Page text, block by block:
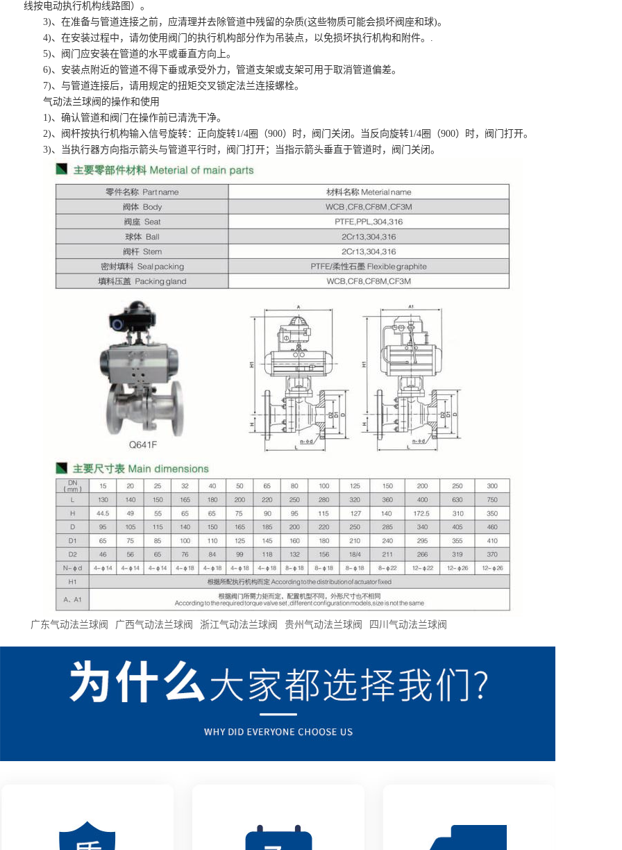
线按电动执行机构线路图）。
3)、在准备与管道连接之前，应清理并去除管道中残留的杂质(这些物质可能会损坏阀座和球)。
4)、在安装过程中，请勿使用阀门的执行机构部分作为吊装点，以免损坏执行机构和附件。.
5)、阀门应安装在管道的水平或垂直方向上。
6)、安装点附近的管道不得下垂或承受外力，管道支架或支架可用于取消管道偏差。
7)、与管道连接后，请用规定的扭矩交叉锁定法兰连接螺栓。
气动法兰球阀的操作和使用
1)、确认管道和阀门在操作前已清洗干净。
2)、阀杆按执行机构输入信号旋转：正向旋转1/4圈（900）时，阀门关闭。当反向旋转1/4圈（900）时，阀门打开。
3)、当执行器方向指示箭头与管道平行时，阀门打开；当指示箭头垂直于管道时，阀门关闭。
广东气动法兰球阀 广西气动法兰球阀 浙江气动法兰球阀 贵州气动法兰球阀 四川气动法兰球阀